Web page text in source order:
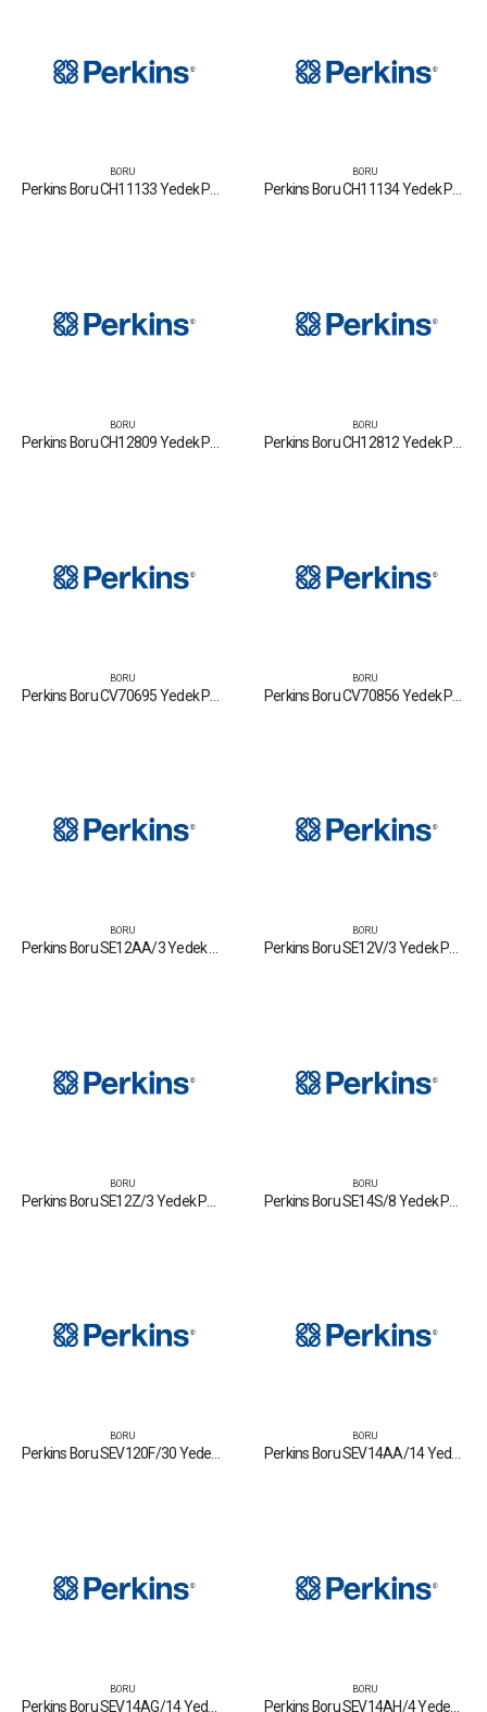
BORU
Perkins Boru CH11133 Yedek Parça Fiyat Tamir Bakım Satan Firmalar
BORU
Perkins Boru CH11134 Yedek Parça Fiyat Tamir Bakım Satan Firmalar
BORU BORU
BORU BORU
BORU BORU
BORU BORU
BORU
Perkins Boru SEV120F/30 Yedek Parça Fiyat Tamir Bakım Satan Firmalar
BORU
Perkins Boru SEV14AA/14 Yedek Parça Fiyat Tamir Bakım Satan Firmalar
BORU BORU